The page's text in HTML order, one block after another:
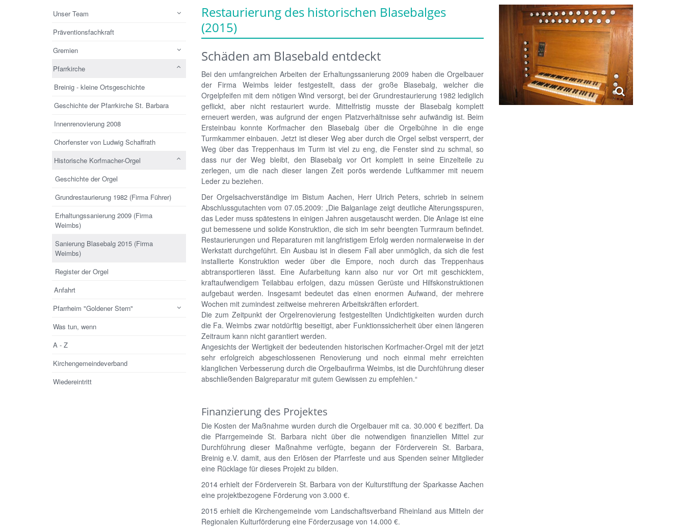
Restaurierung des historischen Blasebalges
(2015)
Schäden am Blasebald entdeckt
Bei den umfangreichen Arbeiten der Erhaltungssanierung 2009 haben die Orgelbauer
der Firma Weimbs leider festgestellt, dass der große Blasebalg, welcher die
Orgelpfeifen mit dem nötigen Wind versorgt, bei der Grundrestaurierung 1982 lediglich
geflickt, aber nicht restauriert wurde. Mittelfristig musste der Blasebalg komplett
erneuert werden, was aufgrund der engen Platzverhältnisse sehr aufwändig ist. Beim
Ersteinbau konnte Korfmacher den Blasebalg über die Orgelbühne in die enge
Turmkammer einbauen. Jetzt ist dieser Weg aber durch die Orgel selbst versperrt, der
Weg über das Treppenhaus im Turm ist viel zu eng, die Fenster sind zu schmal, so
dass nur der Weg bleibt, den Blasebalg vor Ort komplett in seine Einzelteile zu
zerlegen, um die nach dieser langen Zeit porös werdende Luftkammer mit neuem
Leder zu beziehen.
Der Orgelsachverständige im Bistum Aachen, Herr Ulrich Peters, schrieb in seinem
Abschlussgutachten vom 07.05.2009: „Die Balganlage zeigt deutliche Alterungsspuren,
das Leder muss spätestens in einigen Jahren ausgetauscht werden. Die Anlage ist eine
gut bemessene und solide Konstruktion, die sich im sehr beengten Turmraum befindet.
Restaurierungen und Reparaturen mit langfristigem Erfolg werden normalerweise in der
Werkstatt durchgeführt. Ein Ausbau ist in diesem Fall aber unmöglich, da sich die fest
installierte Konstruktion weder über die Empore, noch durch das Treppenhaus
abtransportieren lässt. Eine Aufarbeitung kann also nur vor Ort mit geschicktem,
kraftaufwendigem Teilabbau erfolgen, dazu müssen Gerüste und Hilfskonstruktionen
aufgebaut werden. Insgesamt bedeutet das einen enormen Aufwand, der mehrere
Wochen mit zumindest zeitweise mehreren Arbeitskräften erfordert.
Die zum Zeitpunkt der Orgelrenovierung festgestellten Undichtigkeiten wurden durch
die Fa. Weimbs zwar notdürftig beseitigt, aber Funktionssicherheit über einen längeren
Zeitraum kann nicht garantiert werden.
Angesichts der Wertigkeit der bedeutenden historischen Korfmacher-Orgel mit der jetzt
sehr erfolgreich abgeschlossenen Renovierung und noch einmal mehr erreichten
klanglichen Verbesserung durch die Orgelbaufirma Weimbs, ist die Durchführung dieser
abschließenden Balgreparatur mit gutem Gewissen zu empfehlen.“
Finanzierung des Projektes
Die Kosten der Maßnahme wurden durch die Orgelbauer mit ca. 30.000 € beziffert. Da
die Pfarrgemeinde St. Barbara nicht über die notwendigen finanziellen Mittel zur
Durchführung dieser Maßnahme verfügte, begann der Förderverein St. Barbara,
Breinig e.V. damit, aus den Erlösen der Pfarrfeste und aus Spenden seiner Mitglieder
eine Rücklage für dieses Projekt zu bilden.
2014 erhielt der Förderverein St. Barbara von der Kulturstiftung der Sparkasse Aachen
eine projektbezogene Förderung von 3.000 €.
2015 erhielt die Kirchengemeinde vom Landschaftsverband Rheinland aus Mitteln der
Regionalen Kulturförderung eine Förderzusage von 14.000 €.
Unser Team
Präventionsfachkraft
Gremien
Pfarrkirche
Breinig - kleine Ortsgeschichte
Geschichte der Pfarrkirche St. Barbara
Innenrenovierung 2008
Chorfenster von Ludwig Schaffrath
Historische Korfmacher-Orgel
Geschichte der Orgel
Grundrestaurierung 1982 (Firma Führer)
Erhaltungssanierung 2009 (Firma
Weimbs)
Sanierung Blasebalg 2015 (Firma
Weimbs)
Register der Orgel
Anfahrt
Pfarrheim "Goldener Stern"
Was tun, wenn
A - Z
Kirchengemeindeverband
Wiedereintritt